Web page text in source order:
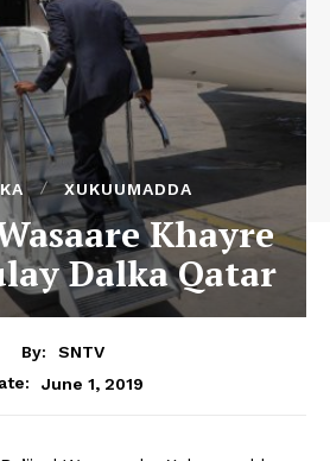
XUKUUMADDA
Khayre
Dalka Qatar
By:
SNTV
June 1, 2019